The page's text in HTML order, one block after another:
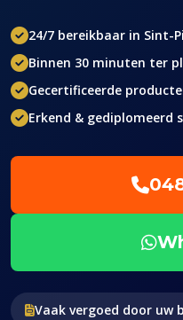
24/7 bereikbaar in Sint-
Binnen 30 minuten ter
Gecertificeerde
Erkend & gediplomeerd
Vaak vergoed door uw